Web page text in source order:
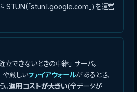
STUN(「stun.l.google.com」)を運営
立できないときの中継」 サーバ。
」 や厳しいファイアウォールがあるとき、
。運用コストが大きい(全データが